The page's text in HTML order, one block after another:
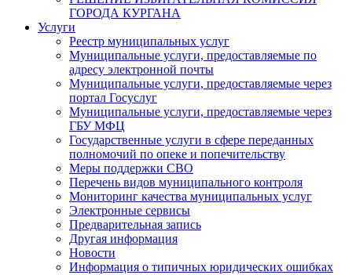
ГОРОДА КУРГАНА
Услуги
Реестр муниципальных услуг
Муниципальные услуги, предоставляемые по
адресу электронной почты
Муниципальные услуги, предоставляемые через
портал Госуслуг
Муниципальные услуги, предоставляемые через
ГБУ МФЦ
Государственные услуги в сфере переданных
полномочий по опеке и попечительству
Меры поддержки СВО
Перечень видов муниципального контроля
Мониторинг качества муниципальных услуг
Электронные сервисы
Предварительная запись
Другая информация
Новости
Информация о типичных юридических ошибках